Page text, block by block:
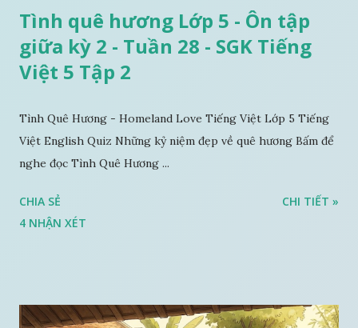
Tình quê hương Lớp 5 - Ôn tập
giữa kỳ 2 - Tuần 28 - SGK Tiếng
Việt 5 Tập 2
Tình Quê Hương - Homeland Love Tiếng Việt Lớp 5 Tiếng
Việt English Quiz Những kỷ niệm đẹp về quê hương Bấm để
nghe đọc Tình Quê Hương ...
CHIA SẺ
4 NHẬN XÉT
CHI TIẾT »